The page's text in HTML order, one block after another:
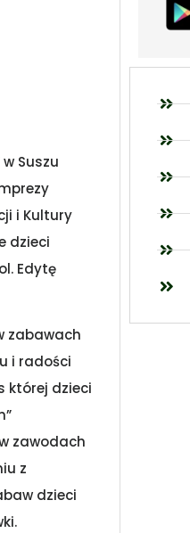
Suszu
i Kultury
dzieci
Edytę
zabawach
i radości
której dzieci
zawodach
z
dzieci